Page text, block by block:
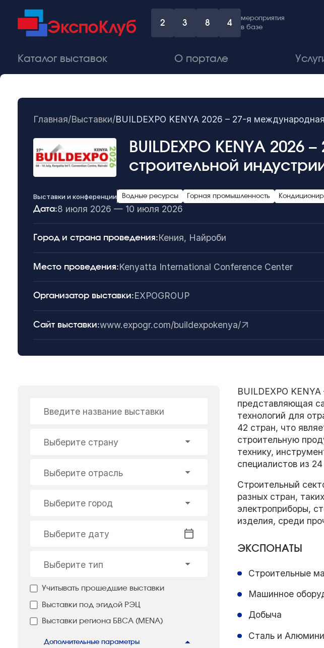
2 3 8 4
мероприятия
в базе
Каталог выставок О портале
Главная/Выставки/BUILDEXPO KENYA 2026 – 27-я
BUILDEXPO KENYA
строительной
Выставки и конференции Водные ресурсы Горная промышленность
Дата:8 июля 2026 — 10 июля 2026
Город и страна проведения:Кения, Найроби
Место проведения:Kenyatta International Conference Center
Организатор выставки:EXPOGROUP
Сайт выставки:www.expogr.com/buildexpokenya/
Введите название выставки
Выберите страну
Выберите отрасль
Выберите город
Выберите дату
Выберите тип
Учитывать прошедшие выставки
Выставки под эгидой РЭЦ
Выставки региона БВСА (MENA)
Дополнительные параметры
BUILDEXPO
представляющая
технологий для
42 стран, что
строительную
технику,
специалистов из
Строительный
разных стран,
электроприборы,
изделия, среди
ЭКСПОНАТЫ
Строительные
Машинное
Добыча
Сталь и